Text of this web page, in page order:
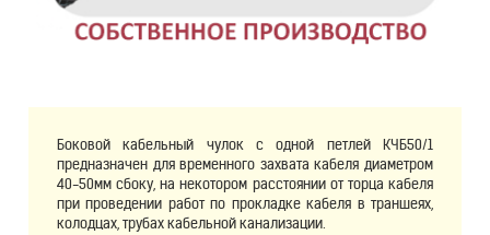
Боковой кабельный чулок с одной петлей КЧБ50/1
предназначен для временного захвата кабеля диаметром
40-50мм сбоку, на некотором расстоянии от торца кабеля
при проведении работ по прокладке кабеля в траншеях,
колодцах, трубах кабельной канализации.